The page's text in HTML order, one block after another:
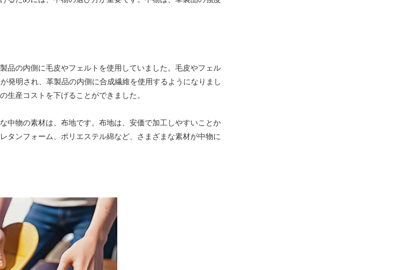
品の内側に毛皮やフェルトを使用していました。毛皮やフェル
発明され、革製品の内側に合成繊維を使用するようになりまし
生産コストを下げることができました。
中物の素材は、布地です。布地は、安価で加工しやすいことか
タンフォーム、ポリエステル綿など、さまざまな素材が中物に